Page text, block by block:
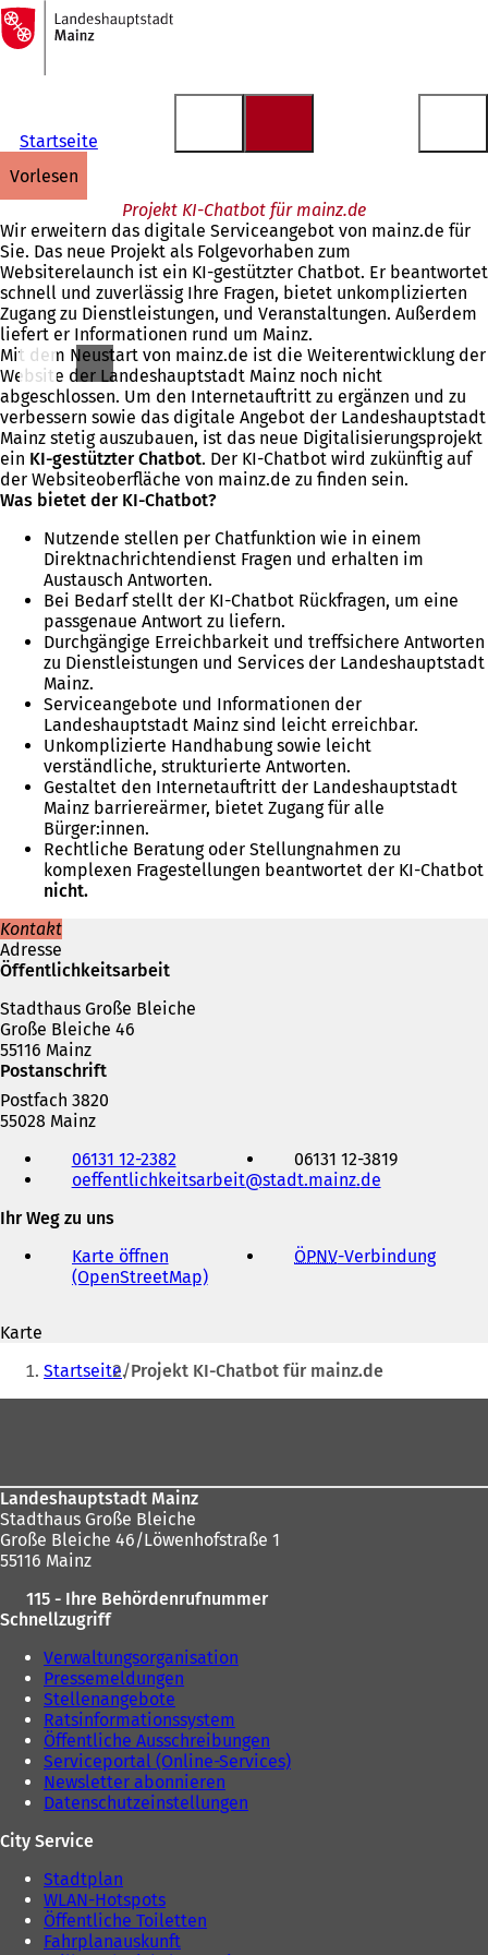
Inhalt anspringen
Zur
Startseite
Startseite
vorlesen
Projekt KI-Chatbot für mainz.de
Wir erweitern das digitale Serviceangebot von mainz.de für
Sie. Das neue Projekt als Folgevorhaben zum
Websiterelaunch ist ein KI-gestützter Chatbot. Er beantwortet
schnell und zuverlässig Ihre Fragen, bietet unkomplizierten
Zugang zu Dienstleistungen, und Veranstaltungen. Außerdem
liefert er Informationen rund um Mainz.
Mit dem Neustart von mainz.de ist die Weiterentwicklung der
Website der Landeshauptstadt Mainz noch nicht
abgeschlossen. Um den Internetauftritt zu ergänzen und zu
verbessern sowie das digitale Angebot der Landeshauptstadt
Mainz stetig auszubauen, ist das neue Digitalisierungsprojekt
ein KI-gestützter Chatbot. Der KI-Chatbot wird zukünftig auf
der Websiteoberfläche von mainz.de zu finden sein.
Was bietet der KI-Chatbot?
Nutzende stellen per Chatfunktion wie in einem
Direktnachrichtendienst Fragen und erhalten im
Austausch Antworten.
Bei Bedarf stellt der KI-Chatbot Rückfragen, um eine
passgenaue Antwort zu liefern.
Durchgängige Erreichbarkeit und treffsichere Antworten
zu Dienstleistungen und Services der Landeshauptstadt
Mainz.
Serviceangebote und Informationen der
Landeshauptstadt Mainz sind leicht erreichbar.
Unkomplizierte Handhabung sowie leicht
verständliche, strukturierte Antworten.
Gestaltet den Internetauftritt der Landeshauptstadt
Mainz barriereärmer, bietet Zugang für alle
Bürger:innen.
Rechtliche Beratung oder Stellungnahmen zu
komplexen Fragestellungen beantwortet der KI-Chatbot
nicht.
Kontakt
Adresse
Öffentlichkeitsarbeit
Stadthaus Große Bleiche
Große Bleiche 46
55116 Mainz
Postanschrift
Postfach 3820
55028 Mainz
Fax
und
Mail-
06131 12-2382
06131 12-3819
oeffentlichkeitsarbeit
stadt.mainz de
Ihr Weg zu uns
Karte öffnen
(OpenStreetMap)(
n
e
t
i
m
u
n
T
b
)
ÖPNV-Verbindung(
i
n
Karte
Sie
befinden
Startseite Projekt KI-Chatbot für mainz.de
Landeshauptstadt Mainz
Stadthaus Große Bleiche
Große Bleiche 46/Löwenhofstraße 1
55116 Mainz
115 - Ihre Behördenrufnummer
Schnellzugriff
Verwaltungsorganisation
Pressemeldungen
Stellenangebote
Ratsinformationssystem
Öffentliche Ausschreibungen
Serviceportal (Online-Services)
Newsletter abonnieren
Datenschutzeinstellungen
City Service
Stadtplan
WLAN-Hotspots
Öffentliche Toiletten
Fahrplanauskunft